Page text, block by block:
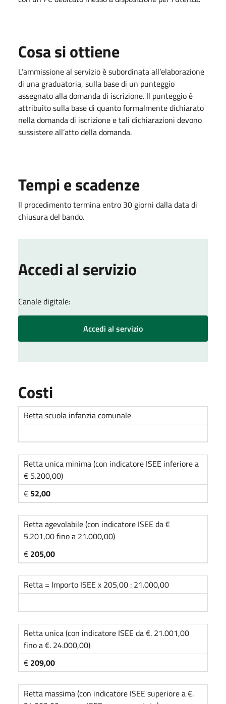
Cosa si ottiene
L’ammissione al servizio è subordinata all’elaborazione
di una graduatoria, sulla base di un punteggio
assegnato alla domanda di iscrizione. Il punteggio è
attribuito sulla base di quanto formalmente dichiarato
nella domanda di iscrizione e tali dichiarazioni devono
sussistere all’atto della domanda.
Tempi e scadenze
Il procedimento termina entro 30 giorni dalla data di
chiusura del bando.
Accedi al servizio
Canale digitale:
Accedi al servizio
Costi
Retta scuola infanzia comunale
Retta unica minima (con indicatore ISEE inferiore a
€ 5.200,00)
€ 52,00
Retta agevolabile (con indicatore ISEE da €
5.201,00 fino a 21.000,00)
€ 205,00
Retta = Importo ISEE x 205,00 : 21.000,00
Retta unica (con indicatore ISEE da €. 21.001,00
fino a €. 24.000,00)
€ 209,00
Retta massima (con indicatore ISEE superiore a €.